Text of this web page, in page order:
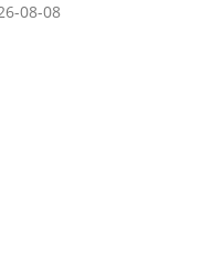
08-08